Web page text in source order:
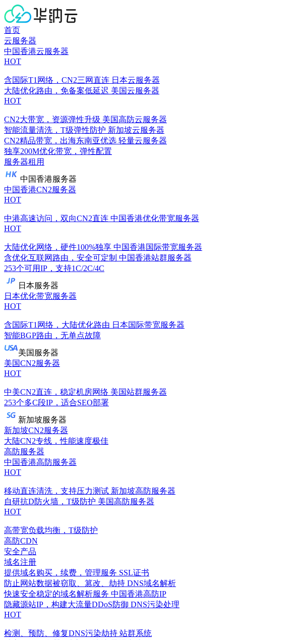
首页
云服务器
中国香港云服务器
HOT
含国际T1网络，CN2三网直连 日本云服务器
大陆优化路由，免备案低延迟 美国云服务器
HOT
CN2大带宽，资源弹性升级 美国高防云服务器
智能流量清洗，T级弹性防护 新加坡云服务器
CN2精品带宽，出海东南亚优选 轻量云服务器
独享200M优化带宽，弹性配置
服务器租用
中国香港服务器
中国香港CN2服务器
HOT
中港高速访问，双向CN2直连 中国香港优化带宽服务器
HOT
大陆优化网络，硬件100%独享 中国香港国际带宽服务器
含优化互联网路由，安全可定制 中国香港站群服务器
253个可用IP，支持1C/2C/4C
日本服务器
日本优化带宽服务器
HOT
含国际T1网络，大陆优化路由 日本国际带宽服务器
智能BGP路由，无单点故障
美国服务器
美国CN2服务器
HOT
中美CN2直连，稳定机房网络 美国站群服务器
253个多C段IP，适合SEO部署
新加坡服务器
新加坡CN2服务器
大陆CN2专线，性能速度极佳
高防服务器
中国香港高防服务器
HOT
移动直连清洗，支持压力测试 新加坡高防服务器
自研抗D防火墙，T级防护 美国高防服务器
HOT
高带宽负载均衡，T级防护
高防CDN
安全产品
域名注册
提供域名购买，续费，管理服务 SSL证书
防止网站数据被窃取、篡改、劫持 DNS域名解析
快速安全稳定的域名解析服务 中国香港高防IP
隐藏源站IP，构建大流量DDoS防御 DNS污染处理
HOT
检测、预防、修复DNS污染劫持 站群系统